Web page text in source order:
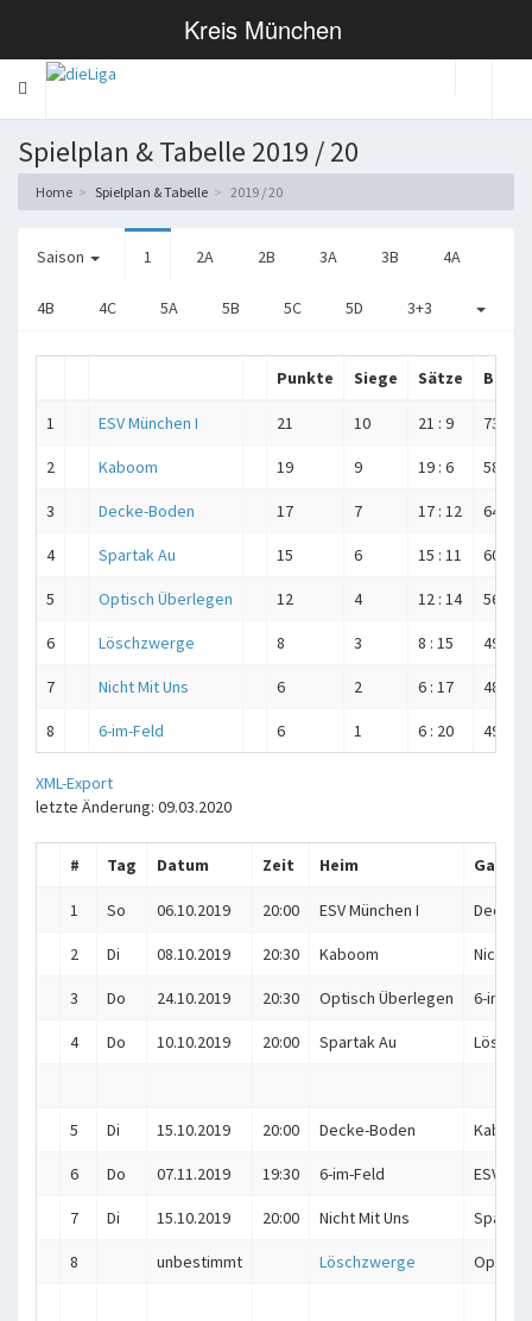
Kreis München
Spielplan & Tabelle 2019 / 20
Home Spielplan & Tabelle 2019 / 20
Saison 1 2A 2B 3A 3B 4A
4B 4C 5A 5B 5C 5D 3+3
Punkte Siege Sätze Bälle
1 ESV München I 21 10 21 : 9 731 :
2 Kaboom 19 9 19 : 6 589 :
3 Decke-Boden 17 7 17 : 12 646 :
4 Spartak Au 15 6 15 : 11 608 :
5 Optisch Überlegen 12 4 12 : 14 564 :
6 Löschzwerge 8 3 8 : 15 499 :
7 Nicht Mit Uns 6 2 6 : 17 482 :
8 6-im-Feld 6 1 6 : 20 498 :
XML-Export
letzte Änderung: 09.03.2020
# Tag Datum Zeit Heim Gast
1 So 06.10.2019 20:00 ESV München I Decke-
2 Di 08.10.2019 20:30 Kaboom Nicht
3 Do 24.10.2019 20:30 Optisch Überlegen 6-im-
4 Do 10.10.2019 20:00 Spartak Au
5 Di 15.10.2019 20:00 Decke-Boden Kaboom
6 Do 07.11.2019 19:30 6-im-Feld ESV
7 Di 15.10.2019 20:00 Nicht Mit Uns Spartak
8 unbestimmt Löschzwerge